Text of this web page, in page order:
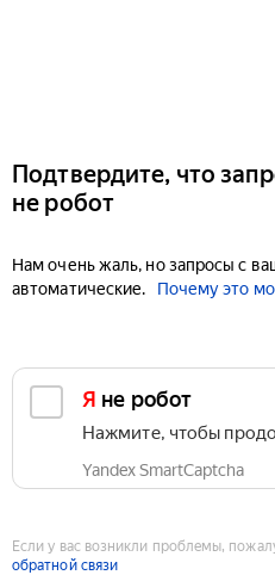
Подтвердите, что
не робот
Нам очень жаль, но запросы с
автоматические.
Почему это
Я не робот
Нажмите, чтобы
Yandex SmartCaptcha
Если у вас возникли проблемы,
обратной связи